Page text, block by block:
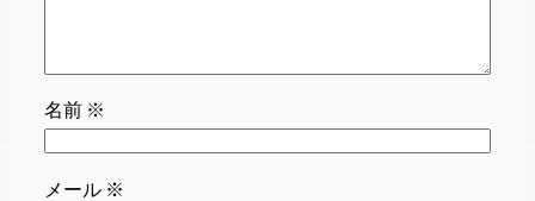
名前 ※
メール ※